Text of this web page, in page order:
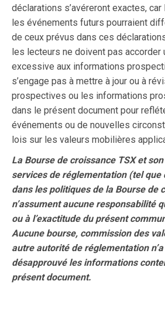
déclarations s’avéreront exactes,
les événements futurs pourraient
de ceux prévus dans ces
les lecteurs ne doivent pas accorder
excessive aux informations
s’engage pas à mettre à jour ou à
prospectives ou les informations
dans le présent document pour
événements ou de nouvelles
lois sur les valeurs mobilières
La Bourse de croissance TSX et
services de réglementation (tel que
dans les politiques de la Bourse de
n’assument aucune responsabilité
ou à l’exactitude du présent
Aucune bourse, commission des
autre autorité de réglementation
désapprouvé les informations
présent document.